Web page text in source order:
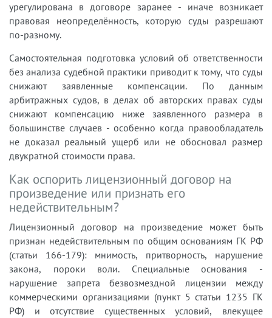
урегулирована в договоре заранее - иначе возникает
правовая неопределённость, которую суды разрешают
по-разному.
Самостоятельная подготовка условий об ответственности
без анализа судебной практики приводит к тому, что суды
снижают заявленные компенсации. По данным
арбитражных судов, в делах об авторских правах суды
снижают компенсацию ниже заявленного размера в
большинстве случаев - особенно когда правообладатель
не доказал реальный ущерб или не обосновал размер
двукратной стоимости права.
Как оспорить лицензионный договор на
произведение или признать его
недействительным?
Лицензионный договор на произведение может быть
признан недействительным по общим основаниям ГК РФ
(статьи 166-179): мнимость, притворность, нарушение
закона, пороки воли. Специальные основания -
нарушение запрета безвозмездной лицензии между
коммерческими организациями (пункт 5 статьи 1235 ГК
РФ) и отсутствие существенных условий, влекущее